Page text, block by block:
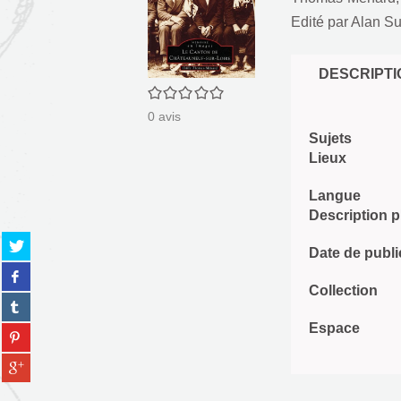
Partager
sur
twitter
(Nouvelle
fenêtre)
Partager
sur
facebook
(Nouvelle
fenêtre)
Partager
sur
tumblr
(Nouvelle
fenêtre)
Partager
sur
pinterest
(Nouvelle
Partager
sur
0/5
0 avis
Edité parAlan
Sujets
Lieux
Langue
Description
Date de
Collection
Espace